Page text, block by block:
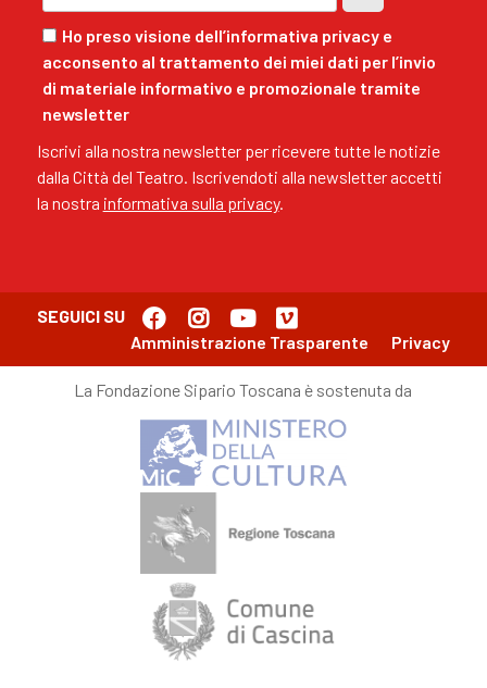
Ho preso visione dell’informativa privacy e
acconsento al trattamento dei miei dati per l’invio
di materiale informativo e promozionale tramite
newsletter
Iscrivi alla nostra newsletter per ricevere tutte le notizie
dalla Città del Teatro. Iscrivendoti alla newsletter accetti
la nostra informativa sulla privacy.
SEGUICI SU
Amministrazione Trasparente
Privacy
La Fondazione Sipario Toscana è sostenuta da